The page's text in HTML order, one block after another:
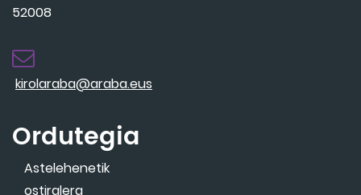
52008
kirolaraba@araba.eus
Ordutegia
Astelehenetik
ostiralera